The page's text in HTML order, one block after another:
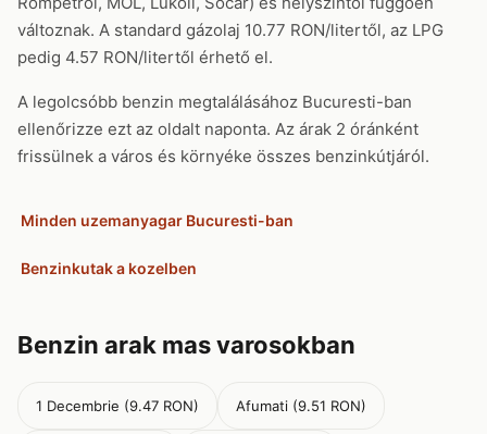
változnak. A standard gázolaj 10.77 RON/litertől, az LPG
pedig 4.57 RON/litertől érhető el.
A legolcsóbb benzin megtalálásához Bucuresti-ban
ellenőrizze ezt az oldalt naponta. Az árak 2 óránként
frissülnek a város és környéke összes benzinkútjáról.
Minden uzemanyagar Bucuresti-ban
Benzinkutak a kozelben
Benzin arak mas varosokban
1 Decembrie (9.47 RON) Afumati (9.51 RON)